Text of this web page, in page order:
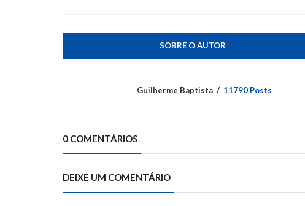
SOBRE O AUTOR
Guilherme Baptista 11790 Posts
0 COMENTÁRIOS
DEIXE UM COMENTÁRIO